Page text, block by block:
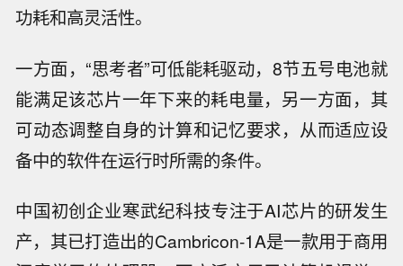
功耗和高灵活性。
一方面，“思考者”可低能耗驱动，8节五号电池就
能满足该芯片一年下来的耗电量，另一方面，其
可动态调整自身的计算和记忆要求，从而适应设
备中的软件在运行时所需的条件。
中国初创企业寒武纪科技专注于AI芯片的研发生
产，其已打造出的Cambricon-1A是一款用于商用